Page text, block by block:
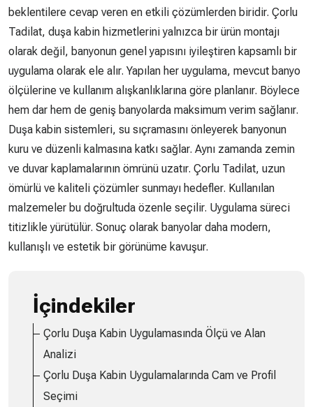
beklentilere cevap veren en etkili çözümlerden biridir. Çorlu
Tadilat, duşa kabin hizmetlerini yalnızca bir ürün montajı
olarak değil, banyonun genel yapısını iyileştiren kapsamlı bir
uygulama olarak ele alır. Yapılan her uygulama, mevcut banyo
ölçülerine ve kullanım alışkanlıklarına göre planlanır. Böylece
hem dar hem de geniş banyolarda maksimum verim sağlanır.
Duşa kabin sistemleri, su sıçramasını önleyerek banyonun
kuru ve düzenli kalmasına katkı sağlar. Aynı zamanda zemin
ve duvar kaplamalarının ömrünü uzatır. Çorlu Tadilat, uzun
ömürlü ve kaliteli çözümler sunmayı hedefler. Kullanılan
malzemeler bu doğrultuda özenle seçilir. Uygulama süreci
titizlikle yürütülür. Sonuç olarak banyolar daha modern,
kullanışlı ve estetik bir görünüme kavuşur.
İçindekiler
Çorlu Duşa Kabin Uygulamasında Ölçü ve Alan
Analizi
Çorlu Duşa Kabin Uygulamalarında Cam ve Profil
Seçimi